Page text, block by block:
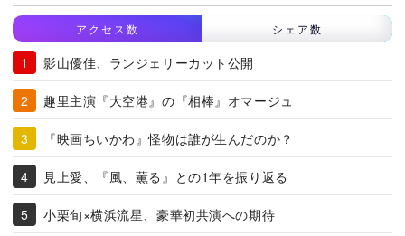
アクセス数 シェア数
影山優佳、ランジェリーカット公開
趣里主演『大空港』の『相棒』オマージュ
『映画ちいかわ』怪物は誰が生んだのか？
見上愛、『風、薫る』との1年を振り返る
小栗旬×横浜流星、豪華初共演への期待